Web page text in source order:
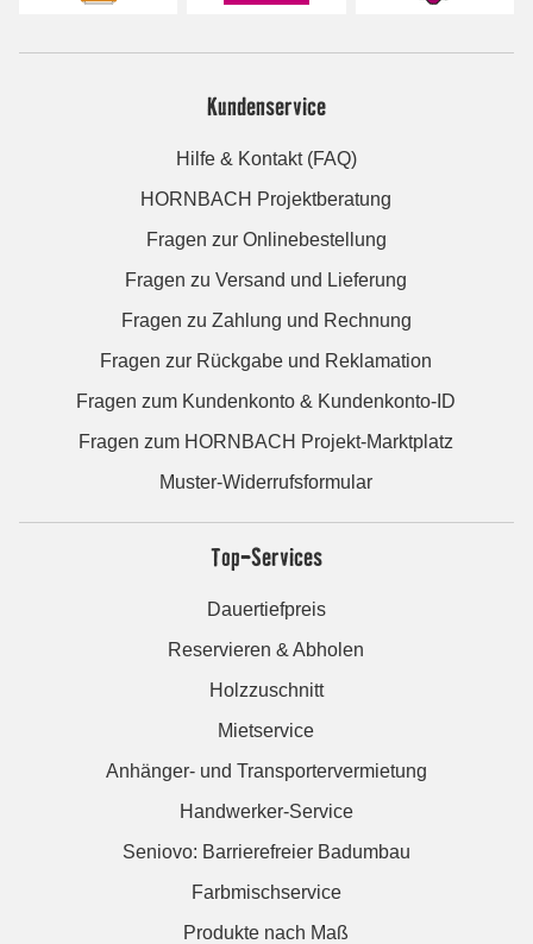
Kundenservice
Hilfe & Kontakt (FAQ)
HORNBACH Projektberatung
Fragen zur Onlinebestellung
Fragen zu Versand und Lieferung
Fragen zu Zahlung und Rechnung
Fragen zur Rückgabe und Reklamation
Fragen zum Kundenkonto & Kundenkonto-ID
Fragen zum HORNBACH Projekt-Marktplatz
Muster-Widerrufsformular
Top-Services
Dauertiefpreis
Reservieren & Abholen
Holzzuschnitt
Mietservice
Anhänger- und Transportervermietung
Handwerker-Service
Seniovo: Barrierefreier Badumbau
Farbmischservice
Produkte nach Maß